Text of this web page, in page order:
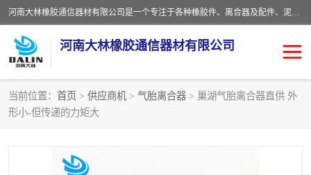
河南大林橡胶通信器材有限公司是一个专注于各种橡胶件、离合器及配件、泥浆泵及配件等产品设计制造和加工的企业。产品应用于矿山、冶金、石油、钢铁、化工、水泥、船舶、造纸、通用机械等各种大功率机械传动或制动装置。
河南大林橡胶通信器材有限公司
当前位置： 首页 > 供应商机 > 气胎离合器 > 巢湖气胎离合器直供 外
形小-但传递的力矩大
推盘离合器
VC离合器